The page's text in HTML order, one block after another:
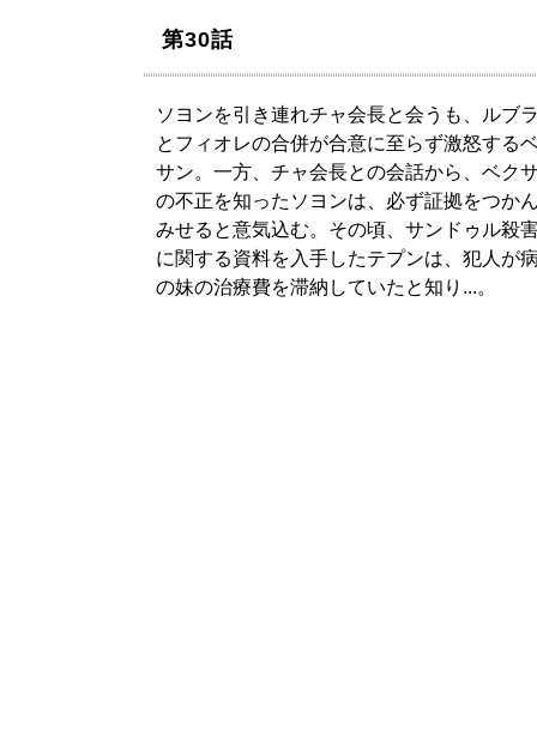
第30話
ソヨンを引き連れチャ会長と会うも、ルブ
とフィオレの合併が合意に至らず激怒する
サン。一方、チャ会長との会話から、ベク
の不正を知ったソヨンは、必ず証拠をつか
みせると意気込む。その頃、サンドゥル殺
に関する資料を入手したテプンは、犯人が
の妹の治療費を滞納していたと知り...。